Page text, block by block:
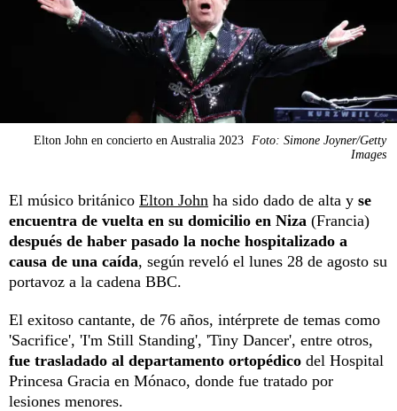
Elton John en concierto en Australia 2023
Foto: Simone Joyner/Getty
Images
El músico británico Elton John ha sido dado de alta y se
encuentra de vuelta en su domicilio en Niza (Francia)
después de haber pasado la noche hospitalizado a
causa de una caída, según reveló el lunes 28 de agosto su
portavoz a la cadena BBC.
El exitoso cantante, de 76 años, intérprete de temas como
'Sacrifice', 'I'm Still Standing', 'Tiny Dancer', entre otros,
fue trasladado al departamento ortopédico del Hospital
Princesa Gracia en Mónaco, donde fue tratado por
lesiones menores.